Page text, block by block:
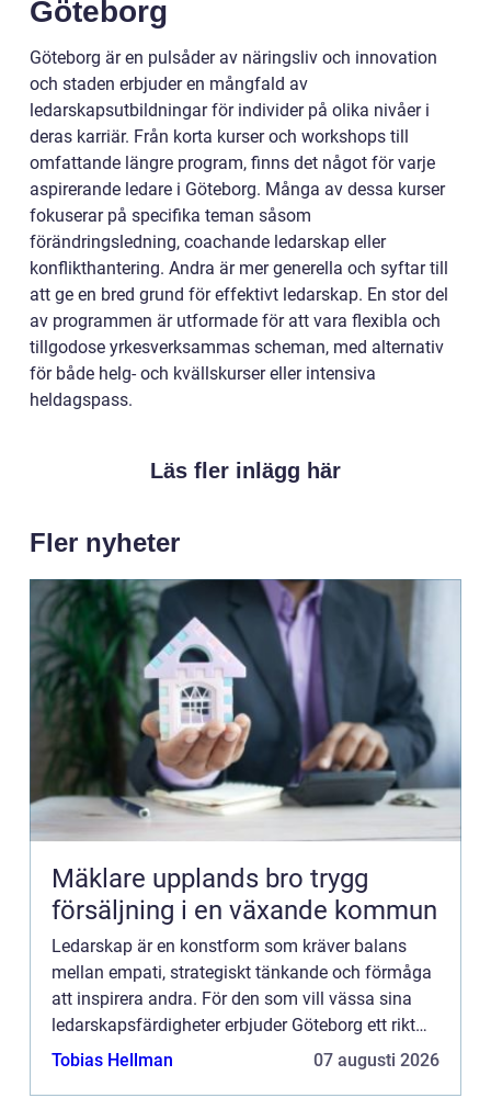
Göteborg
Göteborg är en pulsåder av näringsliv och innovation
och staden erbjuder en mångfald av
ledarskapsutbildningar för individer på olika nivåer i
deras karriär. Från korta kurser och workshops till
omfattande längre program, finns det något för varje
aspirerande ledare i Göteborg. Många av dessa kurser
fokuserar på specifika teman såsom
förändringsledning, coachande ledarskap eller
konflikthantering. Andra är mer generella och syftar till
att ge en bred grund för effektivt ledarskap. En stor del
av programmen är utformade för att vara flexibla och
tillgodose yrkesverksammas scheman, med alternativ
för både helg- och kvällskurser eller intensiva
heldagspass.
Läs fler inlägg här
Fler nyheter
Mäklare upplands bro trygg
försäljning i en växande kommun
Ledarskap är en konstform som kräver balans
mellan empati, strategiskt tänkande och förmåga
att inspirera andra. För den som vill vässa sina
ledarskapsfärdigheter erbjuder Göteborg ett rikt
utbud av ledar...
Tobias Hellman 07 augusti 2026